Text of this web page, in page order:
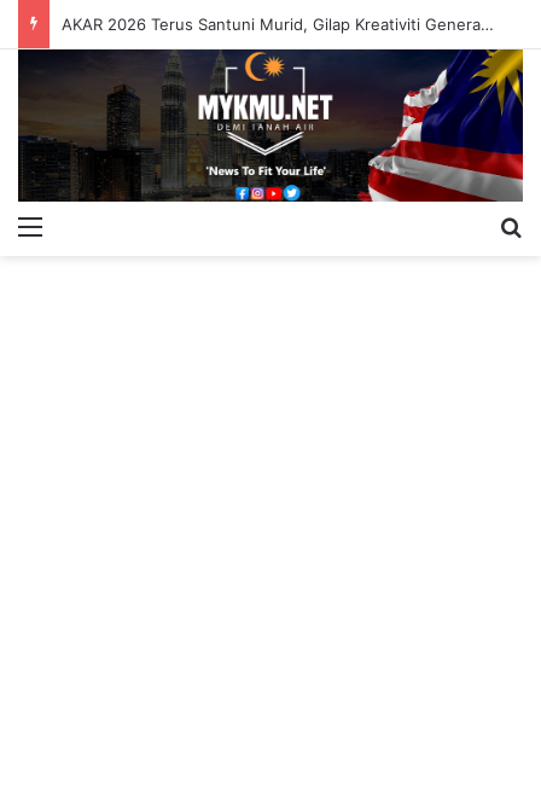
AKAR 2026 Terus Santuni Murid, Gilap Kreativiti Generasi Muda